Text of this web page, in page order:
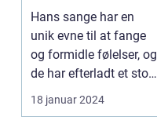
og digtere, er også
kendt for sine
smukke sange
Hans sange har en
unik evne til at fange
og formidle følelser, og
de har efterladt et stort
aftryk i...
18 januar 2024